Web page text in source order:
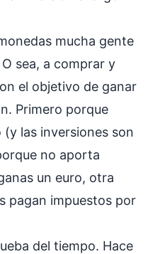
mucha gente
O sea, a comprar y
el objetivo de ganar
Primero porque
las inversiones son
no aporta
un euro, otra
pagan impuestos por
del tiempo. Hace